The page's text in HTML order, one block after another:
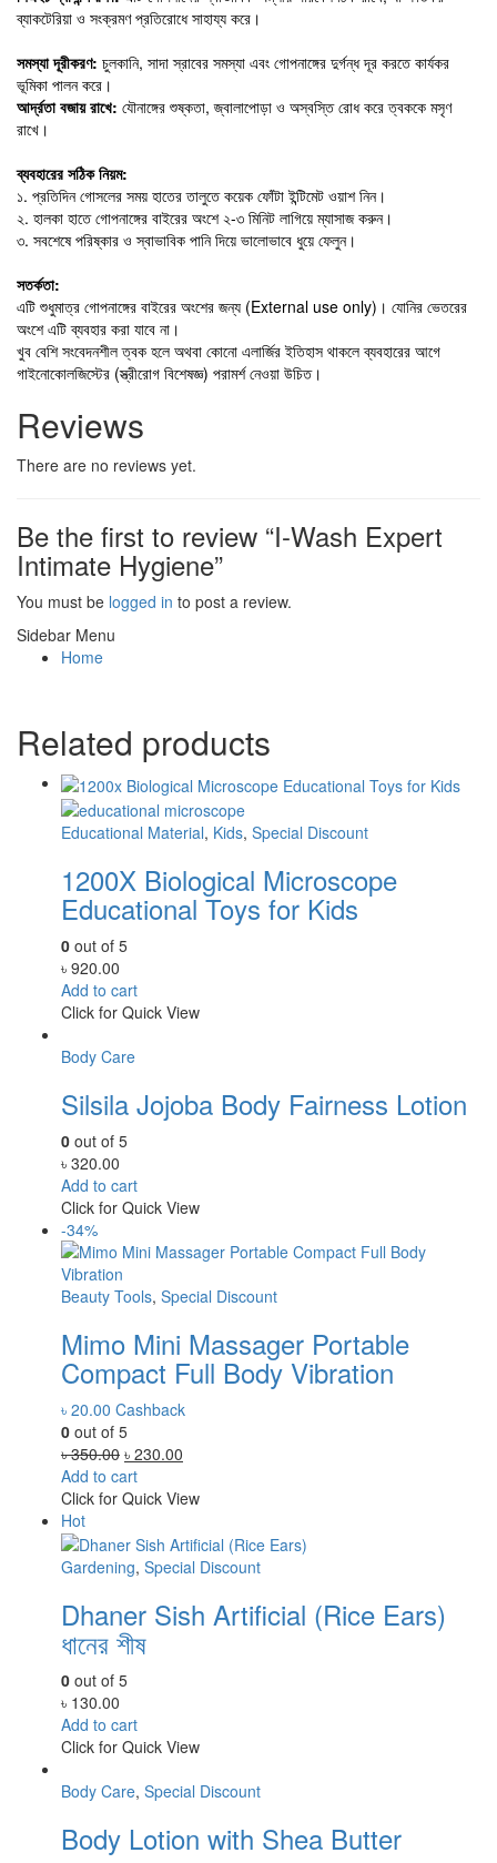
ব্যাকটেরিয়া ও সংক্রমণ প্রতিরোধে সাহায্য করে।
সমস্যা দূরীকরণ: চুলকানি, সাদা স্রাবের সমস্যা এবং গোপনাঙ্গের দুর্গন্ধ দূর করতে কার্যকর
ভূমিকা পালন করে।
আর্দ্রতা বজায় রাখে: যৌনাঙ্গের শুষ্কতা, জ্বালাপোড়া ও অস্বস্তি রোধ করে ত্বককে মসৃণ
রাখে।
ব্যবহারের সঠিক নিয়ম:
১. প্রতিদিন গোসলের সময় হাতের তালুতে কয়েক ফোঁটা ইন্টিমেট ওয়াশ নিন।
২. হালকা হাতে গোপনাঙ্গের বাইরের অংশে ২-৩ মিনিট লাগিয়ে ম্যাসাজ করুন।
৩. সবশেষে পরিষ্কার ও স্বাভাবিক পানি দিয়ে ভালোভাবে ধুয়ে ফেলুন।
সতর্কতা:
এটি শুধুমাত্র গোপনাঙ্গের বাইরের অংশের জন্য (External use only)। যোনির ভেতরের
অংশে এটি ব্যবহার করা যাবে না।
খুব বেশি সংবেদনশীল ত্বক হলে অথবা কোনো এলার্জির ইতিহাস থাকলে ব্যবহারের আগে
গাইনোকোলজিস্টের (স্ত্রীরোগ বিশেষজ্ঞ) পরামর্শ নেওয়া উচিত।
Reviews
There are no reviews yet.
Be the first to review “I-Wash Expert
Intimate Hygiene”
You must be logged in to post a review.
Sidebar Menu
Home
Related products
Educational Material, Kids, Special Discount
1200X Biological Microscope
Educational Toys for Kids
0 out of 5
৳ 920.00
Add to cart
Click for Quick View
Body Care
Silsila Jojoba Body Fairness Lotion
0 out of 5
৳ 320.00
Add to cart
Click for Quick View
-34%
Beauty Tools, Special Discount
Mimo Mini Massager Portable
Compact Full Body Vibration
৳ 20.00 Cashback
0 out of 5
৳350.00 Original
price
was:
৳ 230.00
is:
Add to cart
Click for Quick View
Hot
Gardening, Special Discount
Dhaner Sish Artificial (Rice Ears)
ধানের শীষ
0 out of 5
৳ 130.00
Add to cart
Click for Quick View
Body Care, Special Discount
Body Lotion with Shea Butter